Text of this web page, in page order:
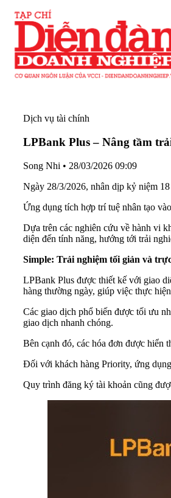
Dịch vụ tài chính
LPBank Plus – Nâng tầm
Song Nhi • 28/03/2026 09:09
Ngày 28/3/2026, nhân dịp kỷ niệm
Ứng dụng tích hợp trí tuệ nhân tạo
Dựa trên các nghiên cứu về hành vi
diện đến tính năng, hướng tới trải
Simple: Trải nghiệm tối giản và
LPBank Plus được thiết kế với giao
hàng thường ngày, giúp việc thực
Các giao dịch phổ biến được tối ưu
giao dịch nhanh chóng.
Bên cạnh đó, các hóa đơn được hiển
Đối với khách hàng Priority, ứng
Quy trình đăng ký tài khoản cũng